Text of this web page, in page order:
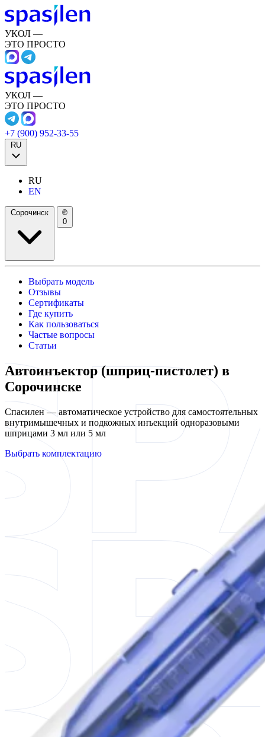
УКОЛ —
ЭТО ПРОСТО
УКОЛ —
ЭТО ПРОСТО
+7 (900) 952-33-55
RU
RU
EN
Сорочинск
0
Выбрать модель
Отзывы
Сертификаты
Где купить
Как пользоваться
Частые вопросы
Статьи
Автоинъектор (шприц-пистолет) в
Сорочинске
Спасилен — автоматическое устройство для самостоятельных
внутримышечных и подкожных инъекций одноразовыми
шприцами 3 мл или 5 мл
Выбрать комплектацию